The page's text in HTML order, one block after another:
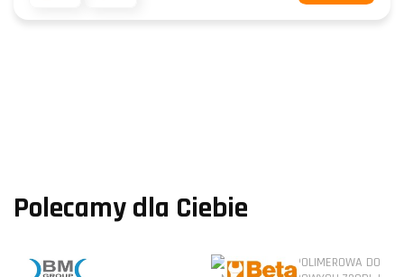
Polecamy dla Ciebie